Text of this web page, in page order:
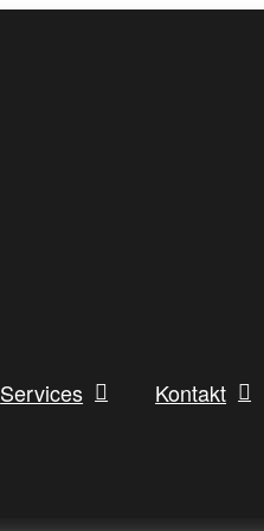
Services Kontakt